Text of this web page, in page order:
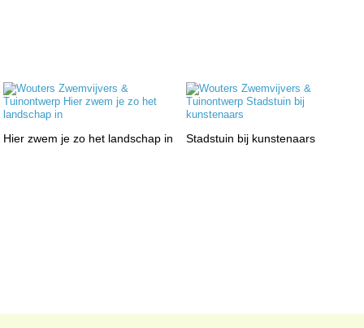
Hier zwem je zo het landschap in Stadstuin bij kunstenaars